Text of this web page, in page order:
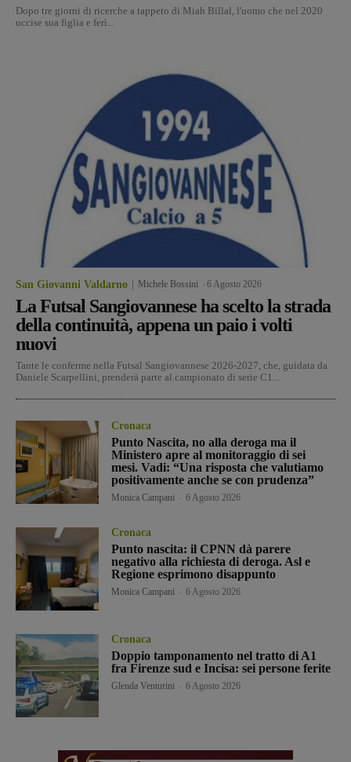
Dopo tre giorni di ricerche a tappeto di Miah Billal, l'uomo che nel 2020
uccise sua figlia e ferì...
San Giovanni Valdarno Michele Bossini 6 Agosto 2026
La Futsal Sangiovannese ha scelto la strada
della continuità, appena un paio i volti
nuovi
Tante le conferme nella Futsal Sangiovannese 2026-2027, che, guidata da
Daniele Scarpellini, prenderà parte al campionato di serie C1...
Cronaca
Punto Nascita, no alla deroga ma il
Ministero apre al monitoraggio di sei
mesi. Vadi: “Una risposta che valutiamo
positivamente anche se con prudenza”
Monica Campani 6 Agosto 2026
Cronaca
Punto nascita: il CPNN dà parere
negativo alla richiesta di deroga. Asl e
Regione esprimono disappunto
Monica Campani 6 Agosto 2026
Cronaca
Doppio tamponamento nel tratto di A1
fra Firenze sud e Incisa: sei persone ferite
Glenda Venturini 6 Agosto 2026